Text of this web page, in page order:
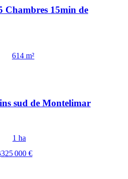
Chambres 15min de
614 m²
sud de Montelimar
1 ha
325 000 €